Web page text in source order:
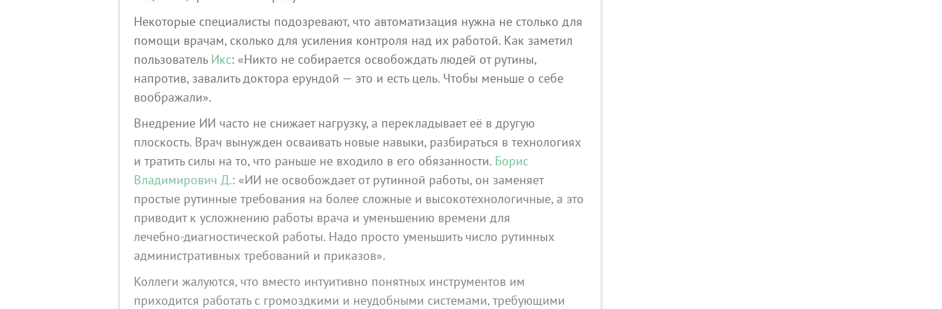
Некоторые специалисты подозревают, что автоматизация нужна не столько для
помощи врачам, сколько для усиления контроля над их работой. Как заметил
пользователь Икс: «Никто не собирается освобождать людей от рутины,
напротив, завалить доктора ерундой — это и есть цель. Чтобы меньше о себе
воображали».
Внедрение ИИ часто не снижает нагрузку, а перекладывает её в другую
плоскость. Врач вынужден осваивать новые навыки, разбираться в технологиях
и тратить силы на то, что раньше не входило в его обязанности. Борис
Владимирович Д.: «ИИ не освобождает от рутинной работы, он заменяет
простые рутинные требования на более сложные и высокотехнологичные, а это
приводит к усложнению работы врача и уменьшению времени для
лечебно‑диагностической работы. Надо просто уменьшить число рутинных
административных требований и приказов».
Коллеги жалуются, что вместо интуитивно понятных инструментов им
приходится работать с громоздкими и неудобными системами, требующими